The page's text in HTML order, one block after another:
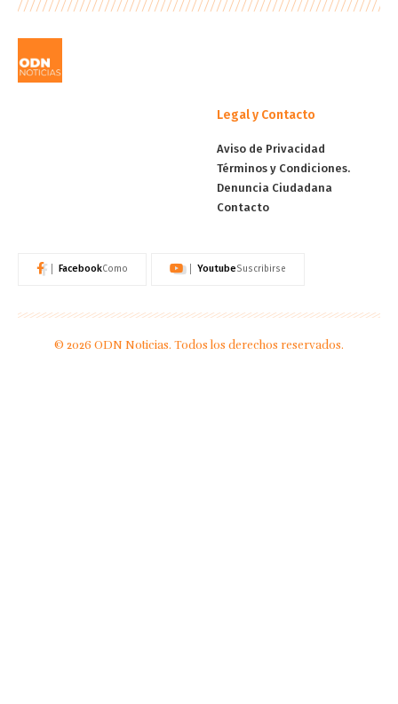
Legal y Contacto
Aviso de Privacidad
Términos y Condiciones.
Denuncia Ciudadana
Contacto
FacebookComo YoutubeSuscribirse
© 2026 ODN Noticias. Todos los derechos reservados.